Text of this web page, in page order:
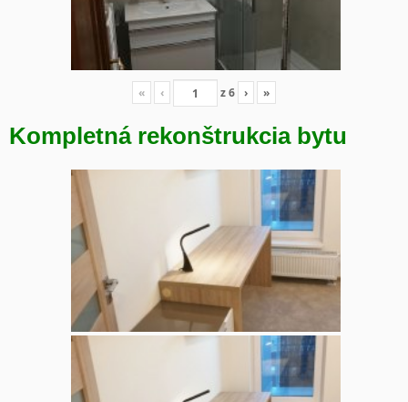
« ‹ z6 › »
Kompletná rekonštrukcia bytu